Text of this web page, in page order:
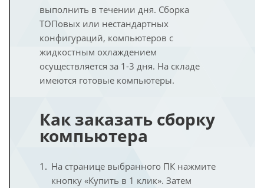
выполнить в течении дня. Сборка
ТОПовых или нестандартных
конфигураций, компьютеров с
жидкостным охлаждением
осуществляется за 1-3 дня. На складе
имеются готовые компьютеры.
Как заказать сборку
компьютера
На странице выбранного ПК нажмите
кнопку «Купить в 1 клик». Затем